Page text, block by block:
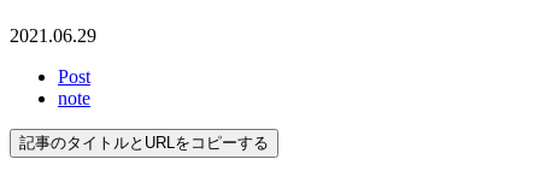
2021.06.29
Post
note
記事のタイトルとURLをコピーする